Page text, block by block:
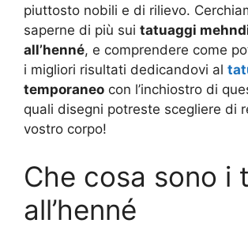
piuttosto nobili e di rilievo.
saperne di più sui tatuaggi
all’henné, e comprendere come
i migliori risultati dedicandovi al
temporaneo con l’inchiostro di
quali disegni potreste scegliere di
vostro corpo!
Che cosa sono i
all’henné